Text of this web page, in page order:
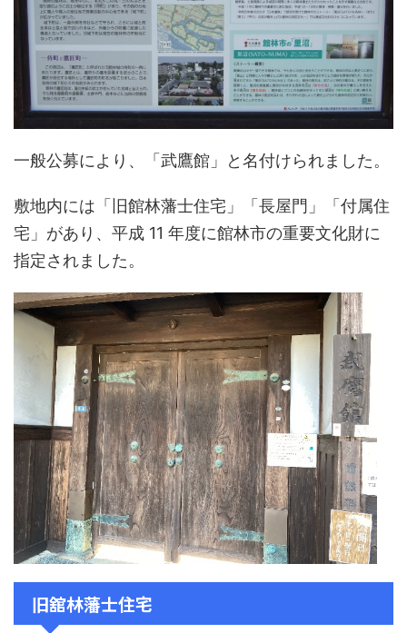
一般公募により、「武鷹館」と名付けられました。
敷地内には「旧館林藩士住宅」「長屋門」「付属住
宅」があり、平成 11 年度に館林市の重要文化財に
指定されました。
旧舘林藩士住宅